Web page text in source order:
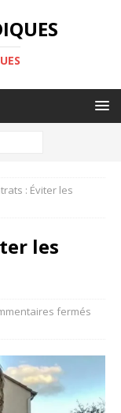
: Éviter les
les
fermés